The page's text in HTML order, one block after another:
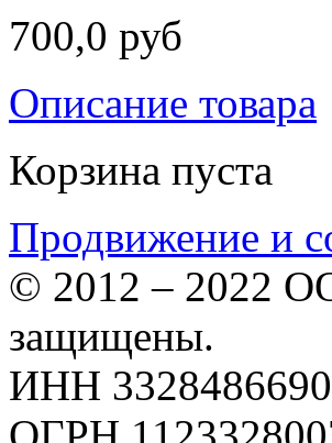
700,0 руб
Описание товара
Корзина пуста
Продвижение и
© 2012 – 2022
защищены.
ИНН 3328486690